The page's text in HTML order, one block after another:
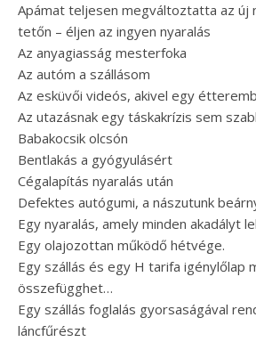
Apámat teljesen megváltoztatta az új
tetőn – éljen az ingyen nyaralás
Az anyagiasság mesterfoka
Az autóm a szállásom
Az esküvői videós, akivel egy
Az utazásnak egy táskakrízis sem
Babakocsik olcsón
Bentlakás a gyógyulásért
Cégalapítás nyaralás után
Defektes autógumi, a nászutunk
Egy nyaralás, amely minden akadályt
Egy olajozottan működő hétvége.
Egy szállás és egy H tarifa igénylőlap
összefügghet…
Egy szállás foglalás gyorsaságával
láncfűrészt